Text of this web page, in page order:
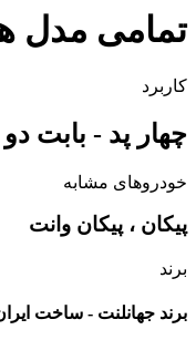
تمامی مدل
کاربرد
چهار پد - بابت
خودروهای مشابه
پیکان ، پیکان وانت
برند
برند جهانلنت - ساخت